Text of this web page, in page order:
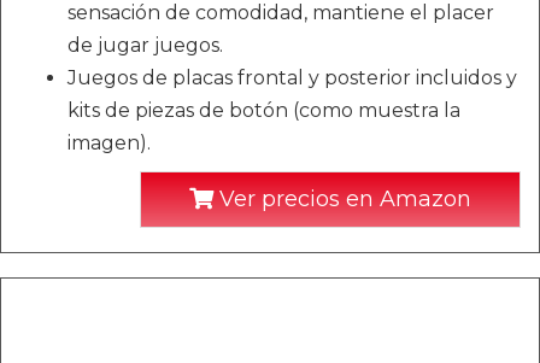
sensación de comodidad, mantiene el placer
de jugar juegos.
Juegos de placas frontal y posterior incluidos y
kits de piezas de botón (como muestra la
imagen).
Ver precios en Amazon